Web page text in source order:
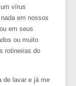
vírus
em nossos
em seus
ou muito
rotineiras do
de lavar e já me